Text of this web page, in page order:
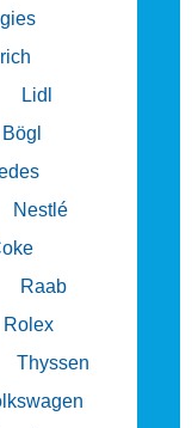
Lidl
Nestlé
Raab
Rolex
Thyssen